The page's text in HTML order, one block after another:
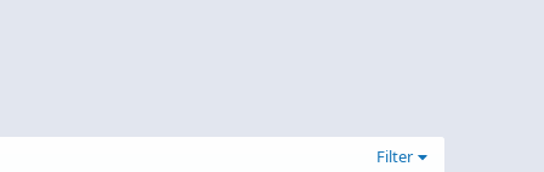
Filter